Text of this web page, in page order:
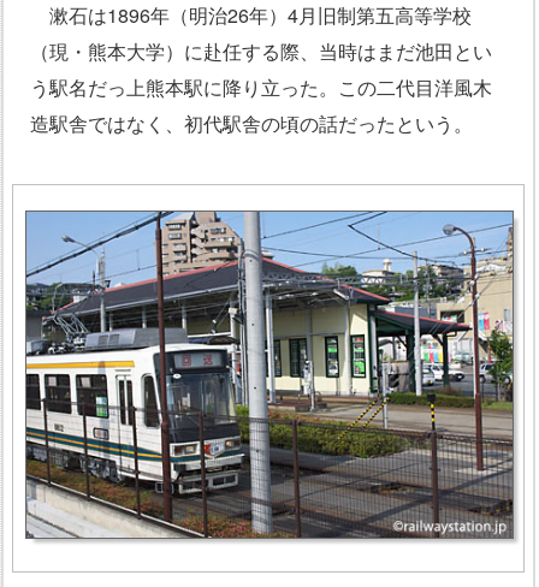
漱石は1896年（明治26年）4月旧制第五高等学校
（現・熊本大学）に赴任する際、当時はまだ池田とい
う駅名だっ上熊本駅に降り立った。この二代目洋風木
造駅舎ではなく、初代駅舎の頃の話だったという。